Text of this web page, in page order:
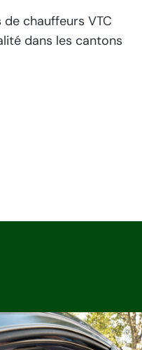
chauffeurs VTC
dans les cantons